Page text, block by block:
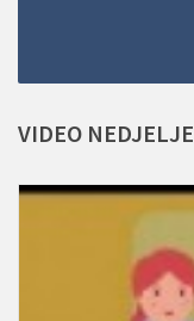
VIDEO NEDJELJE